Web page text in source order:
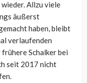
Allzu viele
äußerst
haben, bleibt
verlaufenden
Schalker bei
seit 2017 nicht